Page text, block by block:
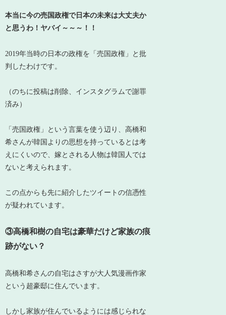
本当に今の売国政権で日本の未来は大丈夫か
と思うわ！ヤバイ～～～！！
2019年当時の日本の政権を「売国政権」と批
判したわけです。
（のちに投稿は削除、インスタグラムで謝罪
済み）
「売国政権」という言葉を使う辺り、高橋和
希さんが韓国よりの思想を持っているとは考
えにくいので、嫁とされる人物は韓国人では
ないと考えられます。
この点からも先に紹介したツイートの信憑性
が疑われています。
③高橋和樹の自宅は豪華だけど家族の痕
跡がない？
高橋和希さんの自宅はさすが大人気漫画作家
という超豪邸に住んでいます。
しかし家族が住んでいるようには感じられな